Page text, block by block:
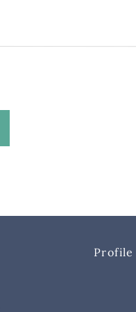
Profile